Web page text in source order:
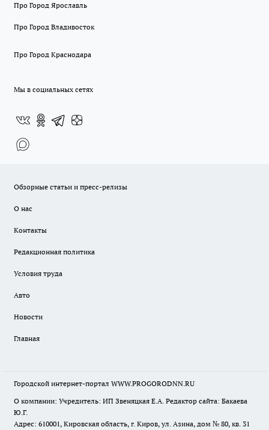
Про Город Ярославль
Про Город Владивосток
Про Город Краснодара
Мы в социальных сетях
Обзорные статьи и пресс-релизы
О нас
Контакты
Редакционная политика
Условия труда
Авто
Новости
Главная
Городской интернет-портал WWW.PROGORODNN.RU
О компании: Учредитель: ИП Звеняцкая Е.А. Редактор сайта: Бакаева
Ю.Г.
Адрес: 610001, Кировская область, г. Киров, ул. Азина, дом № 80, кв. 31